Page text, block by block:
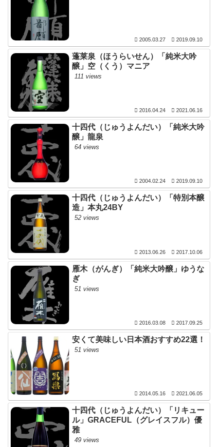
2005.03.27 2019.09.10
蓬莱泉（ほうらいせん）「純米大吟
醸」空（くう）マニア
111 views
2016.04.24 2021.06.16
十四代（じゅうよんだい）「純米大吟
醸」龍泉
64 views
2004.02.24 2019.09.10
十四代（じゅうよんだい）「特別本醸
造」本丸24BY
52 views
2013.06.26 2017.10.06
雁木（がんぎ）「純米大吟醸」ゆうな
ぎ
51 views
2016.03.08 2017.09.25
安くて美味しい日本酒おすすめ22選！
51 views
2014.05.16 2021.06.05
十四代（じゅうよんだい）「リキュー
ル」GRACEFUL（グレイスフル）優
雅
49 views